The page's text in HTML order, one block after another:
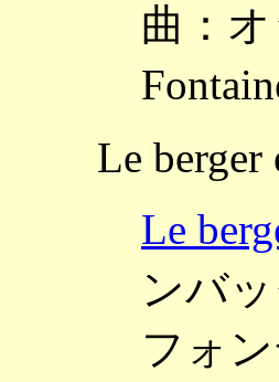
曲：
Le berger
Le
ンバ
フォ